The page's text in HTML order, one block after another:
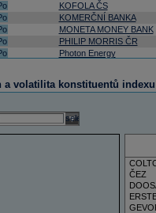
KOFOLA ČS
KOMERČNÍ BANKA
MONETA MONEY BANK
PHILIP MORRIS ČR
Photon Energy
VIG
cenné papíry nelze přidat do
a volatilita konstituentů indexu
select
ČEZ